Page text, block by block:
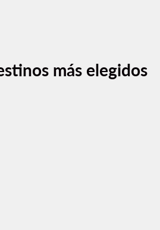
más elegidos